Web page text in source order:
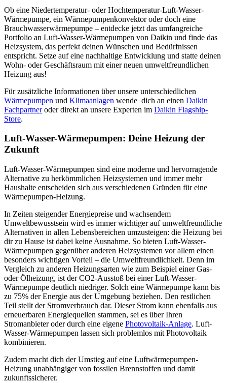
Ob eine Niedertemperatur- oder Hochtemperatur-Luft-Wasser-
Wärmepumpe, ein Wärmepumpenkonvektor oder doch eine
Brauchwasserwärmepumpe – entdecke jetzt das umfangreiche
Portfolio an Luft-Wasser-Wärmepumpen von Daikin und finde das
Heizsystem, das perfekt deinen Wünschen und Bedürfnissen
entspricht. Setze auf eine nachhaltige Entwicklung und statte deinen
Wohn- oder Geschäftsraum mit einer neuen umweltfreundlichen
Heizung aus!
Für zusätzliche Informationen über unsere unterschiedlichen
Wärmepumpen und Klimaanlagen wende dich an einen Daikin
Fachpartneroder direkt an unsere Experten im Daikin Flagship-
Store.
Luft-Wasser-Wärmepumpen: Deine Heizung der
Zukunft
Luft-Wasser-Wärmepumpen sind eine moderne und hervorragende
Alternative zu herkömmlichen Heizsystemen und immer mehr
Haushalte entscheiden sich aus verschiedenen Gründen für eine
Wärmepumpen-Heizung.
In Zeiten steigender Energiepreise und wachsendem
Umweltbewusstsein wird es immer wichtiger auf umweltfreundliche
Alternativen in allen Lebensbereichen umzusteigen: die Heizung bei
dir zu Hause ist dabei keine Ausnahme. So bieten Luft-Wasser-
Wärmepumpen gegenüber anderen Heizsystemen vor allem einen
besonders wichtigen Vorteil – die Umweltfreundlichkeit. Denn im
Vergleich zu anderen Heizungsarten wie zum Beispiel einer Gas-
oder Ölheizung, ist der CO2-Ausstoß bei einer Luft-Wasser-
Wärmepumpe deutlich niedriger. Solch eine Wärmepumpe kann bis
zu 75% der Energie aus der Umgebung beziehen. Den restlichen
Teil stellt der Stromverbrauch dar. Dieser Strom kann ebenfalls aus
erneuerbaren Energiequellen stammen, sei es über Ihren
Stromanbieter oder durch eine eigene Photovoltaik-Anlage. Luft-
Wasser-Wärmepumpen lassen sich problemlos mit Photovoltaik
kombinieren.
Zudem macht dich der Umstieg auf eine Luftwärmepumpen-
Heizung unabhängiger von fossilen Brennstoffen und damit
zukunftssicherer.